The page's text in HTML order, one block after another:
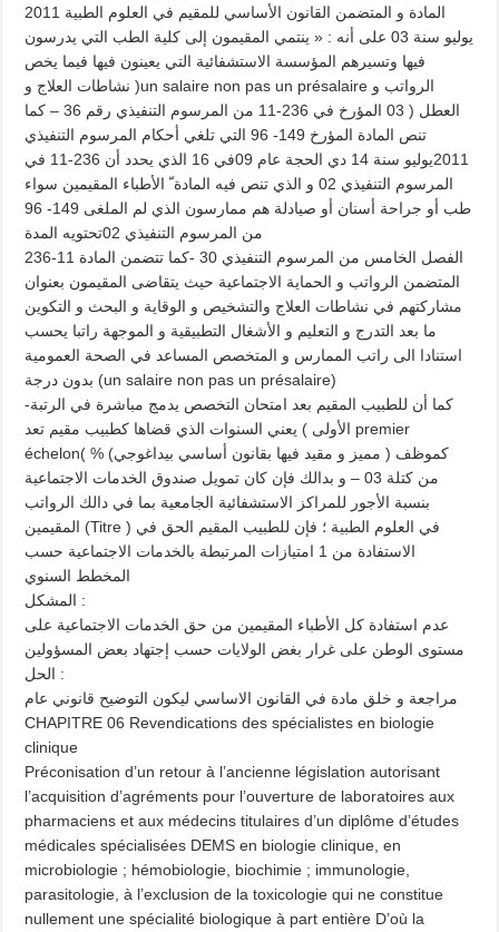
المادة و المتضمن القانون الأساسي للمقيم في العلوم الطبية 2011
يوليو سنة 03 على أنه : « ينتمي المقيمون إلى كلية الطب التي يدرسون
فيها وتسيرهم المؤسسة الاستشفائية التي يعينون فيها فيما يخص
نشاطات العلاج و )un salaire non pas un présalaire الرواتب و
العطل ( 03 المؤرخ في 236-11 من المرسوم التنفيذي رقم 36 – كما
تنص المادة المؤرخ 149- 96 التي تلغي أحكام المرسوم التنفيذي
2011يوليو سنة 14 دي الحجة عام 09في 16 الذي يحدد أن 236-11 في
المرسوم التنفيذي 02 و الذي تنص فيه المادة ّ الأطباء المقيمين سواء
طب أو جراحة أسنان أو صيادلة هم ممارسون الذي لم الملغى 149- 96
من المرسوم التنفيذي 02تحتويه المدة
236-11 الفصل الخامس من المرسوم التنفيذي 30 -كما تتضمن المادة
المتضمن الرواتب و الحماية الاجتماعية حيث يتقاضى المقيمون بعنوان
مشاركتهم في نشاطات العلاج والتشخيص و الوقاية و البحث و التكوين
ما بعد التدرج و التعليم و الأشغال التطبيقية و الموجهة راتبا يحسب
استنادا الى راتب الممارس و المتخصص المساعد في الصحة العمومية
بدون درجة (un salaire non pas un présalaire)
-كما أن للطبيب المقيم بعد امتحان التخصص يدمج مباشرة في الرتبة
الأولى ) يعني السنوات الذي قضاها كطبيب مقيم تعد premier
échelon( كموظف ( مميز و مقيد فيها بقانون أساسي بيداغوجي) %
من كتلة 03 – و بدالك فإن كان تمويل صندوق الخدمات الاجتماعية
بنسبة الأجور للمراكز الاستشفائية الجامعية بما في دالك الرواتب
المقيمين (Titre ) في العلوم الطبية ؛ فإن للطبيب المقيم الحق في
الاستفادة من 1 امتيازات المرتبطة بالخدمات الاجتماعية حسب
المخطط السنوي
المشكل :
عدم استفادة كل الأطباء المقيمين من حق الخدمات الاجتماعية على
مستوى الوطن على غرار بغض الولايات حسب إجتهاد بعض المسؤولين
الحل :
مراجعة و خلق مادة في القانون الاساسي ليكون التوضيح قانوني عام
CHAPITRE 06 Revendications des spécialistes en biologie
clinique
Préconisation d’un retour à l’ancienne législation autorisant
l’acquisition d’agréments pour l’ouverture de laboratoires aux
pharmaciens et aux médecins titulaires d’un diplôme d’études
médicales spécialisées DEMS en biologie clinique, en
microbiologie ; hémobiologie, biochimie ; immunologie,
parasitologie, à l’exclusion de la toxicologie qui ne constitue
nullement une spécialité biologique à part entière D’où la